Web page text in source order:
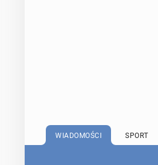
WIADOMOŚCI SPORT